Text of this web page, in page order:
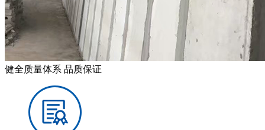
健全质量体系 品质保证